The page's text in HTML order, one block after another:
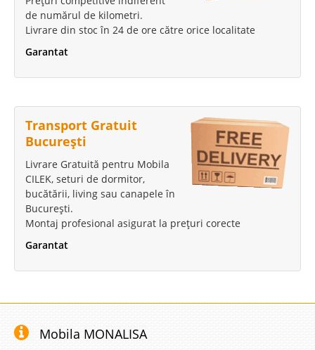
de numărul de kilometri.
Livrare din stoc în 24 de ore către orice localitate
Garantat
Transport Gratuit
București
Livrare Gratuită pentru Mobila
CILEK, seturi de dormitor,
bucătării, living sau canapele în
București.
Montaj profesional asigurat la prețuri corecte
Garantat
Mobila MONALISA